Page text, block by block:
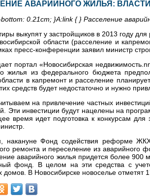
АВАРИЙНОГО ЖИЛЬЯ:
0.21cm; }A:link { } Расселение
выкупят у застройщиков в 2013 году
области (расселение и
пресс-конференции заявил министр
портал «Новосибирская
жилья из федерального бюджета
в капремонт и расселение
средств будет недостаточно и нужно
на привлечение частных
Эти инвестиции будут нацелены на
время идет подготовка к конкурсам
накануне Фонд содействия реформе
ремонта и переселение из
аварийного жилья придется более 900
фонд. В целом на эти средства с
домов. В Новосибирске новоселье отметят